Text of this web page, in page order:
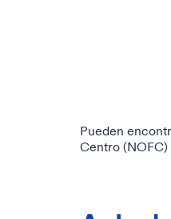
Pueden
Centro (NOFC)